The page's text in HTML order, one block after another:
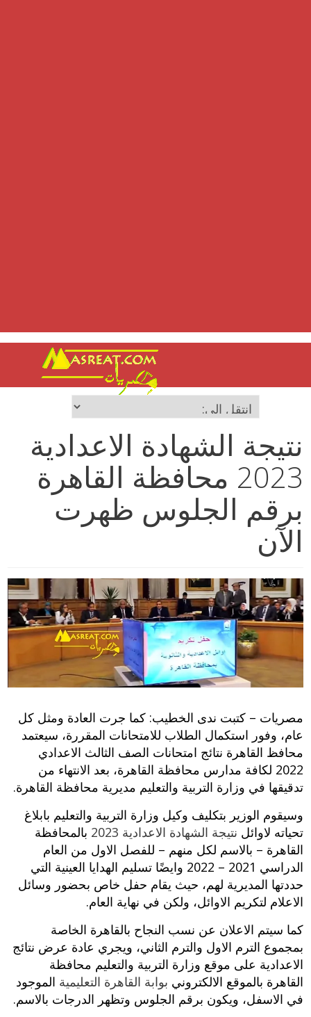
نتيجة الشهادة الاعدادية
2023 محافظة القاهرة
برقم الجلوس ظهرت
الآن
مصريات – كتبت ندى الخطيب: كما جرت العادة ومثل كل
عام، وفور استكمال الطلاب للامتحانات المقررة، سيعتمد
محافظ القاهرة نتائج امتحانات الصف الثالث الاعدادي
2022 لكافة مدارس محافظة القاهرة، بعد الانتهاء من
تدقيقها في وزارة التربية والتعليم مديرية محافظة القاهرة.
وسيقوم الوزير بتكليف وكيل وزارة التربية والتعليم بابلاغ
تحياته لاوائل نتيجة الشهادة الاعدادية 2023
بالمحافظة
القاهرة – بالاسم لكل منهم – للفصل الاول من العام
الدراسي 2021 – 2022 وايضًا تسليم الهدايا العينية التي
حددتها المديرية لهم، حيث يقام حفل خاص بحضور وسائل
الاعلام لتكريم الاوائل، ولكن في نهاية العام.
كما سيتم الاعلان عن نسب النجاح بالقاهرة الخاصة
بمجموع الترم الاول والترم الثاني، ويجري عادة عرض نتائج
الاعدادية على موقع وزارة التربية والتعليم محافظة
القاهرة بالموقع الالكتروني بوابة القاهرة التعليمية الموجود
في الاسفل، ويكون برقم الجلوس وتظهر الدرجات بالاسم.